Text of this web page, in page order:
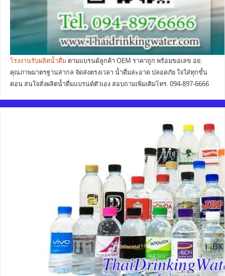
โรงงานรับผลิตน้ำดื่ม ตามแบรนด์ลูกค้า OEM ราคาถูก พร้อมขอเลข อย.
คุณภาพมาตรฐานสากล จัดส่งตรงเวลา น้ำดื่มสะอาด ปลอดภัย ใจใส่ทุกขั้น
ตอน สนใจสั่งผลิตน้ำดื่มแบรนด์ตัวเอง สอบถามเพิ่มเติมโทร. 094-897-6666